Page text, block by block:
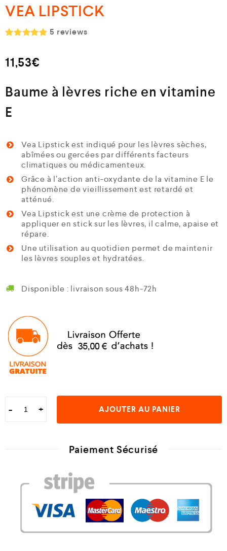
VEA LIPSTICK
sur 5
5 reviews
11,53€
Baume à lèvres riche en vitamine
E
Vea Lipstick est indiqué pour les lèvres sèches,
abîmées ou gercées par différents facteurs
climatiques ou médicamenteux.
Grâce à l’action anti-oxydante de la vitamine E le
phénomène de vieillissement est retardé et
atténué.
Vea Lipstick est une crème de protection à
appliquer en stick sur les lèvres, il calme, apaise et
répare.
Une utilisation au quotidien permet de maintenir
les lèvres souples et hydratées.
Disponible : livraison sous 48h-72h
- + AJOUTER AU PANIER
Paiement Sécurisé